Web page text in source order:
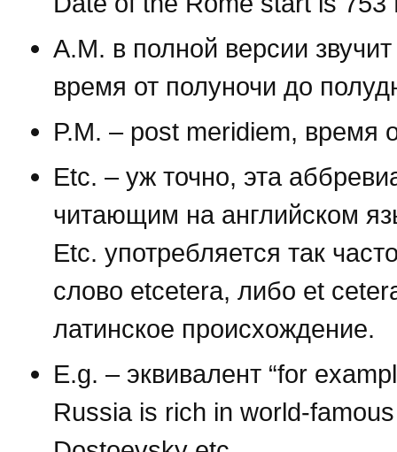
A.M. в полной версии
время от полуночи до
P.M. – post meridiem, время
Etc. – уж точно, эта
читающим на английском
Etc. употребляется так
слово etcetera, либо et
латинское происхождение.
E.g. – эквивалент “for
Russia is rich in world-